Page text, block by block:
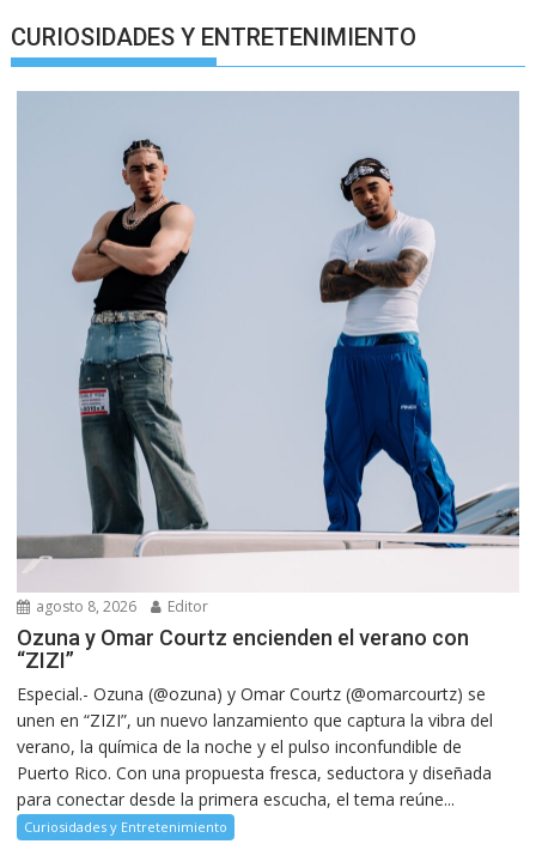
CURIOSIDADES Y ENTRETENIMIENTO
agosto 8, 2026 Editor
Ozuna y Omar Courtz encienden el verano con
“ZIZI”
Especial.- Ozuna (@ozuna) y Omar Courtz (@omarcourtz) se
unen en “ZIZI”, un nuevo lanzamiento que captura la vibra del
verano, la química de la noche y el pulso inconfundible de
Puerto Rico. Con una propuesta fresca, seductora y diseñada
para conectar desde la primera escucha, el tema reúne...
Curiosidades y Entretenimiento